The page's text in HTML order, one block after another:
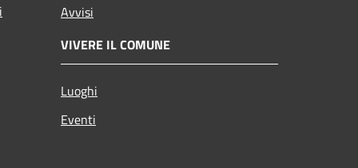
Avvisi
VIVERE IL COMUNE
Luoghi
Eventi